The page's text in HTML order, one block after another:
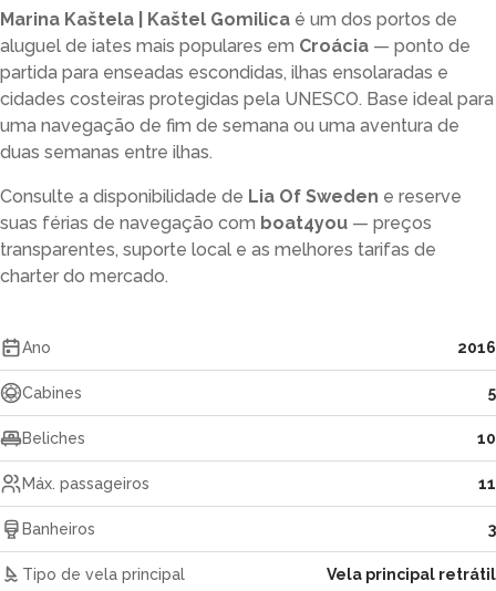
Marina Kaštela | Kaštel Gomilica é um dos portos de
aluguel de iates mais populares em Croácia — ponto de
partida para enseadas escondidas, ilhas ensolaradas e
cidades costeiras protegidas pela UNESCO. Base ideal para
uma navegação de fim de semana ou uma aventura de
duas semanas entre ilhas.
Consulte a disponibilidade de Lia Of Sweden e reserve
suas férias de navegação com boat4you — preços
transparentes, suporte local e as melhores tarifas de
charter do mercado.
Ano 2016
Cabines 5
Beliches 10
Máx. passageiros 11
Banheiros 3
Tipo de vela principal Vela principal retrátil